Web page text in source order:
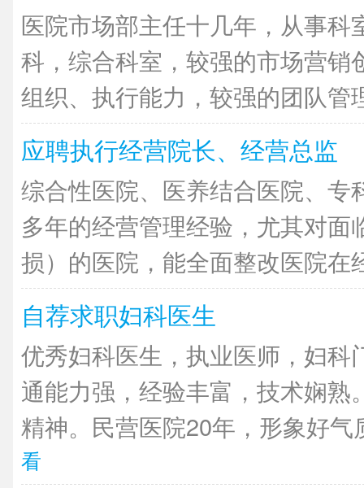
医院市场部主任十几年，从事科
科，综合科室，较强的市场营销
组织、执行能力，较强的团队管
应聘执行经营院长、经营总监
综合性医院、医养结合医院、专
多年的经营管理经验，尤其对面
损）的医院，能全面整改医院在
自荐求职妇科医生
优秀妇科医生，执业医师，妇科
通能力强，经验丰富，技术娴熟
精神。民营医院20年，形象好
看